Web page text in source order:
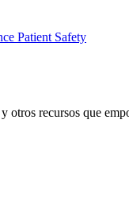
Patient Safety
otros recursos que